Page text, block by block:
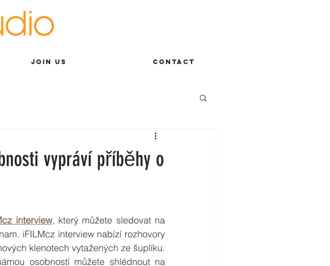
JOIN US CONTACT
vypráví příběhy o
interview, který můžete sledovat na
iFILMcz interview nabízí rozhovory
klenotech vytažených ze šuplíku.